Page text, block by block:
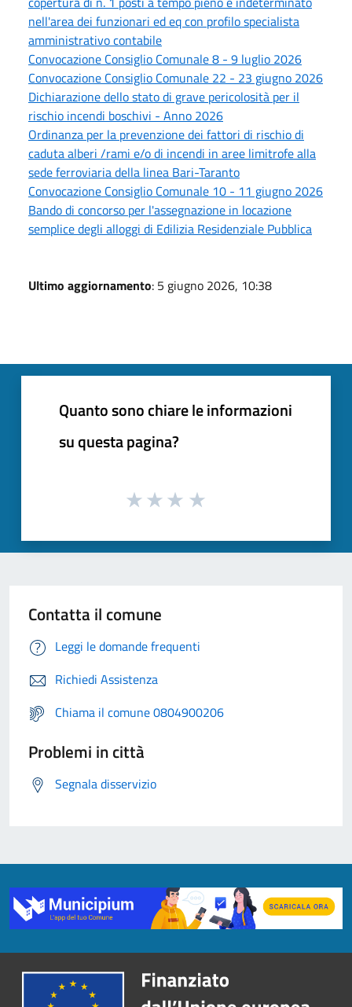
nell'area dei funzionari ed eq con profilo specialista
amministrativo contabile
Convocazione Consiglio Comunale 8 - 9 luglio 2026
Convocazione Consiglio Comunale 22 - 23 giugno 2026
Dichiarazione dello stato di grave pericolosità per il
rischio incendi boschivi - Anno 2026
Ordinanza per la prevenzione dei fattori di rischio di
caduta alberi /rami e/o di incendi in aree limitrofe alla
sede ferroviaria della linea Bari-Taranto
Convocazione Consiglio Comunale 10 - 11 giugno 2026
Bando di concorso per l'assegnazione in locazione
semplice degli alloggi di Edilizia Residenziale Pubblica
Ultimo aggiornamento: 5 giugno 2026, 10:38
Quanto sono chiare le informazioni
su questa pagina?
Contatta il comune
Leggi le domande frequenti
Richiedi Assistenza
Chiama il comune 0804900206
Problemi in città
Segnala disservizio